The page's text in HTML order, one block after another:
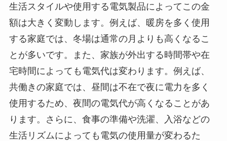
生活スタイルや使用する電気製品によってこの金
額は大きく変動します。例えば、暖房を多く使用
する家庭では、冬場は通常の月よりも高くなるこ
とが多いです。また、家族が外出する時間帯や在
宅時間によっても電気代は変わります。例えば、
共働きの家庭では、昼間は不在で夜に電力を多く
使用するため、夜間の電気代が高くなることがあ
ります。さらに、食事の準備や洗濯、入浴などの
生活リズムによっても電気の使用量が変わるた